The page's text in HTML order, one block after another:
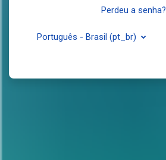
Perdeu a senha?
Português - Brasil ‎(pt_br)‎